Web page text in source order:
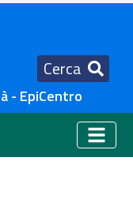
Cerca
- EpiCentro